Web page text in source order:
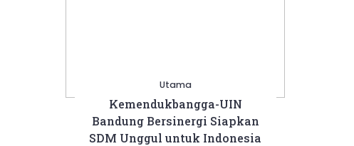
Utama
Kemendukbangga-UIN
Bandung Bersinergi Siapkan
SDM Unggul untuk Indonesia